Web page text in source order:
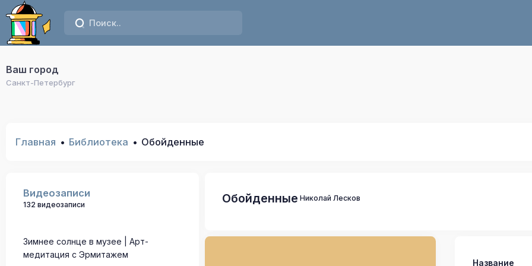
Ваш город
Санкт-Петербург
Главная Библиотека Обойденные
Видеозаписи
132 видеозаписи
Зимнее солнце в музее | Арт-
медитация с Эрмитажем
Обойденные Николай Лесков
Название